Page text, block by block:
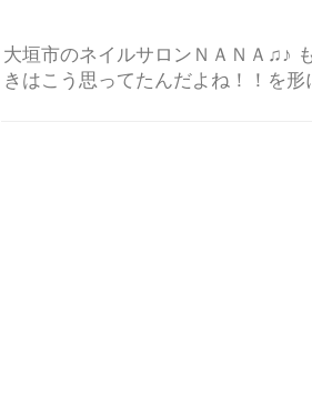
大垣市のネイルサロンＮＡＮＡ♫♪
きはこう思ってたんだよね！！を